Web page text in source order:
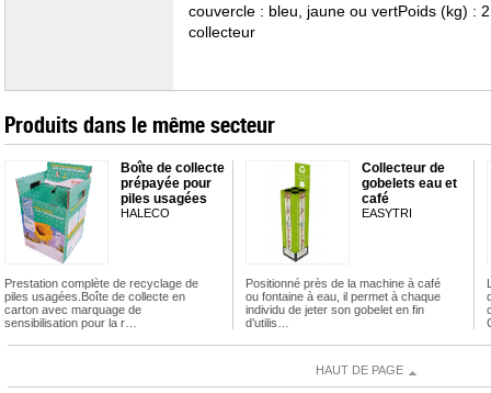
couvercle : bleu, jaune ou vertPoids (kg) :
collecteur
Produits dans le même secteur
Boîte de collecte
prépayée pour
piles usagées
HALECO
Prestation complète de recyclage de
piles usagées.Boîte de collecte en
carton avec marquage de
sensibilisation pour la r…
Collecteur de
gobelets eau et
café
EASYTRI
Positionné près de la machine à café
ou fontaine à eau, il permet à chaque
individu de jeter son gobelet en fin
d’utilis…
HAUT DE PAGE